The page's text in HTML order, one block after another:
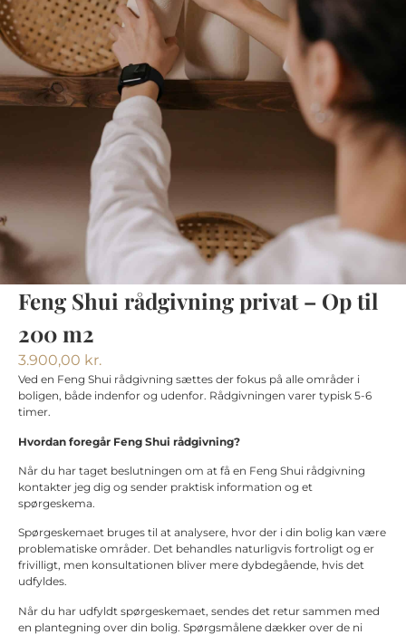
Feng Shui rådgivning privat – Op til
200 m2
3.900,00 kr.
Ved en Feng Shui rådgivning sættes der fokus på alle områder i
boligen, både indenfor og udenfor. Rådgivningen varer typisk 5-6
timer.
Hvordan foregår Feng Shui rådgivning?
Når du har taget beslutningen om at få en Feng Shui rådgivning
kontakter jeg dig og sender praktisk information og et
spørgeskema.
Spørgeskemaet bruges til at analysere, hvor der i din bolig kan være
problematiske områder. Det behandles naturligvis fortroligt og er
frivilligt, men konsultationen bliver mere dybdegående, hvis det
udfyldes.
Når du har udfyldt spørgeskemaet, sendes det retur sammen med
en plantegning over din bolig. Spørgsmålene dækker over de ni